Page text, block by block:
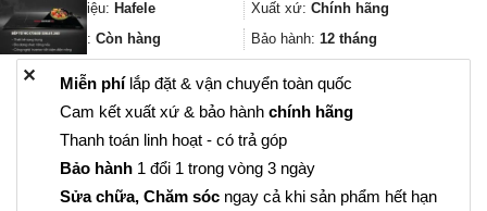
335.000₫.là:
251.000₫.
Thương hiệu: Hafele Xuất xứ: Chính hãng
Trạng thái: Còn hàng Bảo hành: 12 tháng
Miễn phílắp đặt & vận chuyển toàn quốc
Cam kết xuất xứ & bảo hành chính hãng
Thanh toán linh hoạt - có trả góp
Bảo hành 1 đổi 1 trong vòng 3 ngày
Sửa chữa, Chăm sóc ngay cả khi sản phẩm hết hạn
✕